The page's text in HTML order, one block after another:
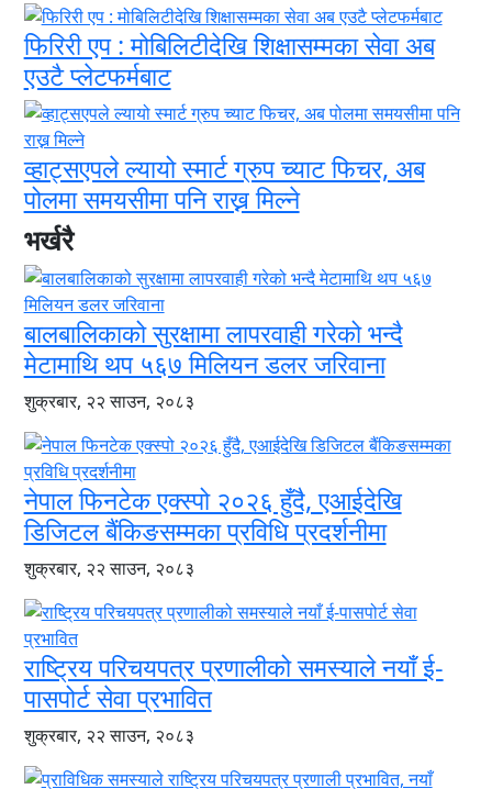
फिरिरी एप : मोबिलिटीदेखि शिक्षासम्मका सेवा अब
एउटै प्लेटफर्मबाट
व्हाट्सएपले ल्यायो स्मार्ट ग्रुप च्याट फिचर, अब
पोलमा समयसीमा पनि राख्न मिल्ने
भर्खरै
बालबालिकाको सुरक्षामा लापरवाही गरेको भन्दै
मेटामाथि थप ५६७ मिलियन डलर जरिवाना
शुक्रबार, २२ साउन, २०८३
नेपाल फिनटेक एक्स्पो २०२६ हुँदै, एआईदेखि
डिजिटल बैंकिङसम्मका प्रविधि प्रदर्शनीमा
शुक्रबार, २२ साउन, २०८३
राष्ट्रिय परिचयपत्र प्रणालीको समस्याले नयाँ ई-
पासपोर्ट सेवा प्रभावित
शुक्रबार, २२ साउन, २०८३